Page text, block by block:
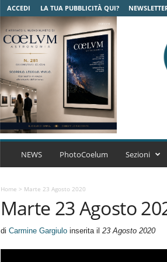
ACCEDI LA TUA PUBBLICITÀ QUI?
C
A
t
r
NEWS PhotoCoelum Sezioni
Home > Marte 23 Agosto 2020
Marte 23 Agosto
di Carmine Gargiuloinserita il 23 Agosto 2020